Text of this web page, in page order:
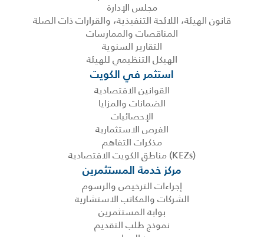
مجلس الإدارة
قانون الهيئة، اللائحة التنفيذية، والقرارات ذات الصلة
المناقصات والممارسات
التقارير السنوية
الهيكل التنظيمي للهيئة
استثمر في الكويت
القوانين الاقتصادية
الضمانات والمزايا
الإحصائيات
الفرص الاستثمارية
مذكرات التفاهم
(KEZs) مناطق الكويت الاقتصادية
مركز خدمة المستثمرين
إجراءات الترخيص والرسوم
الشركات والمكاتب الاستشارية
بوابة المستثمرين
نموذج طلب التقديم